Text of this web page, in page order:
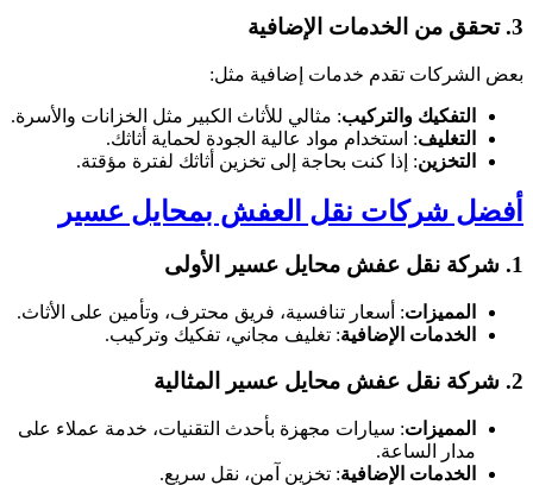
3. تحقق من الخدمات الإضافية
بعض الشركات تقدم خدمات إضافية مثل:
التفكيك والتركيب: مثالي للأثاث الكبير مثل الخزانات والأسرة.
التغليف: استخدام مواد عالية الجودة لحماية أثاثك.
التخزين: إذا كنت بحاجة إلى تخزين أثاثك لفترة مؤقتة.
أفضل شركات نقل العفش بمحايل عسير
1. شركة نقل عفش محايل عسير الأولى
المميزات: أسعار تنافسية، فريق محترف، وتأمين على الأثاث.
الخدمات الإضافية: تغليف مجاني، تفكيك وتركيب.
2. شركة نقل عفش محايل عسير المثالية
المميزات: سيارات مجهزة بأحدث التقنيات، خدمة عملاء على
مدار الساعة.
الخدمات الإضافية: تخزين آمن، نقل سريع.